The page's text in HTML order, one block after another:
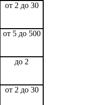
от 2 до 30
от 5 до 500
до 2
от 2 до 30